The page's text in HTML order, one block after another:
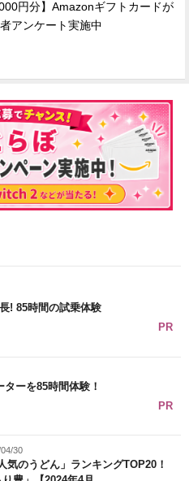
円分】Amazonギフトカードが
アンケート実施中
! 85時間の試乗体験
PR
ターを85時間体験！
PR
30
気のうどん」ランキングTOP20！